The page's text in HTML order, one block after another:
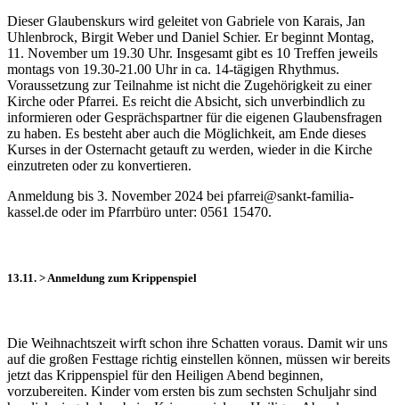
Dieser Glaubenskurs wird geleitet von Gabriele von Karais, Jan
Uhlenbrock, Birgit Weber und Daniel Schier. Er beginnt Montag,
11. November um 19.30 Uhr. Insgesamt gibt es 10 Treffen jeweils
montags von 19.30-21.00 Uhr in ca. 14-tägigen Rhythmus.
Voraussetzung zur Teilnahme ist nicht die Zugehörigkeit zu einer
Kirche oder Pfarrei. Es reicht die Absicht, sich unverbindlich zu
informieren oder Gesprächspartner für die eigenen Glaubensfragen
zu haben. Es besteht aber auch die Möglichkeit, am Ende dieses
Kurses in der Osternacht getauft zu werden, wieder in die Kirche
einzutreten oder zu konvertieren.
Anmeldung bis 3. November 2024 bei pfarrei@sankt-familia-
kassel.de oder im Pfarrbüro unter: 0561 15470.
13.11. > Anmeldung zum Krippenspiel
Die Weihnachtszeit wirft schon ihre Schatten voraus. Damit wir uns
auf die großen Festtage richtig einstellen können, müssen wir bereits
jetzt das Krippenspiel für den Heiligen Abend beginnen,
vorzubereiten. Kinder vom ersten bis zum sechsten Schuljahr sind